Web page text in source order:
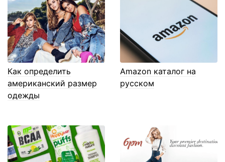
Как определить
американский размер
одежды
Amazon каталог на
русском